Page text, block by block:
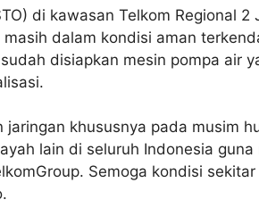
di kawasan Telkom Regional 2
dalam kondisi aman
disiapkan mesin pompa air
khususnya pada musim
lain di seluruh Indonesia guna
Semoga kondisi